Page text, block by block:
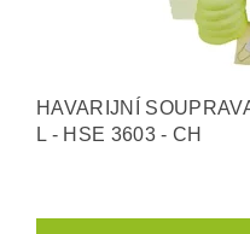
HAVARIJNÍ
L - HSE 3603 - CH